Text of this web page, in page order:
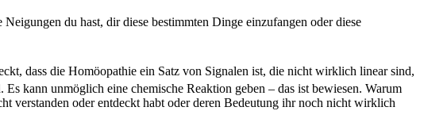
du hast, dir diese bestimmten Dinge einzufangen oder diese
dass die Homöopathie ein Satz von Signalen ist, die nicht wirklich linear sind,
kann unmöglich eine chemische Reaktion geben – das ist bewiesen. Warum
verstanden oder entdeckt habt oder deren Bedeutung ihr noch nicht wirklich